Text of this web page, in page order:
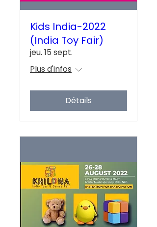
Kids India-2022
(India Toy Fair)
jeu. 15 sept.
Plus d'infos
Détails